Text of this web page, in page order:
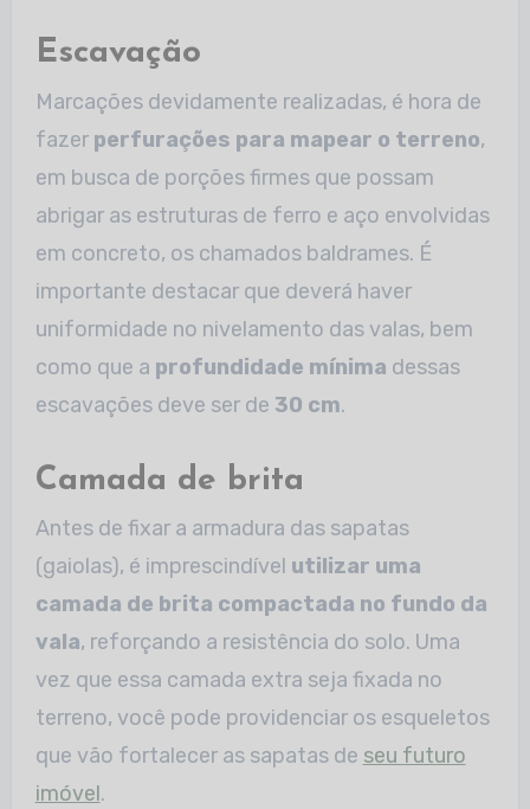
Escavação
Marcações devidamente realizadas, é hora de
fazer perfurações para mapear o terreno,
em busca de porções firmes que possam
abrigar as estruturas de ferro e aço envolvidas
em concreto, os chamados baldrames. É
importante destacar que deverá haver
uniformidade no nivelamento das valas, bem
como que a profundidade mínima dessas
escavações deve ser de 30 cm.
Camada de brita
Antes de fixar a armadura das sapatas
(gaiolas), é imprescindível utilizar uma
camada de brita compactada no fundo da
vala, reforçando a resistência do solo. Uma
vez que essa camada extra seja fixada no
terreno, você pode providenciar os esqueletos
que vão fortalecer as sapatas de seu futuro
imóvel.